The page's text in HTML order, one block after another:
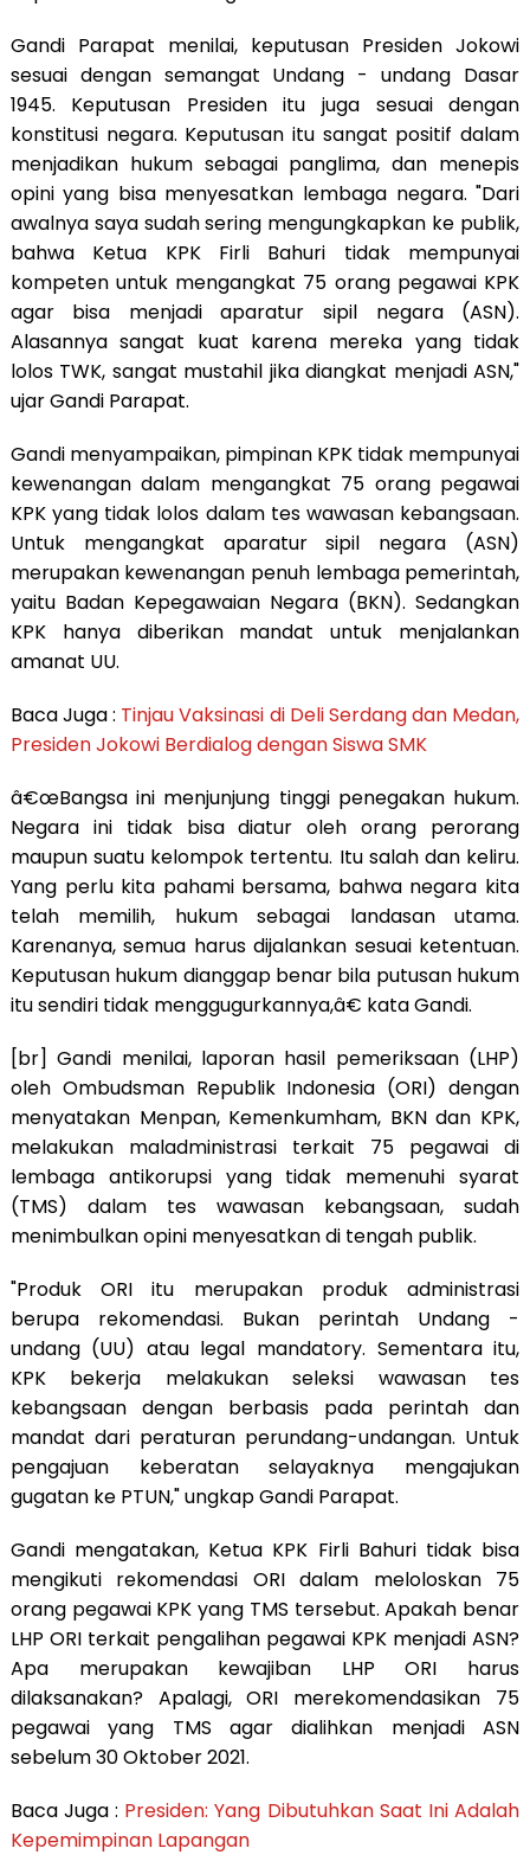
Gandi Parapat menilai, keputusan Presiden Jokowi
sesuai dengan semangat Undang - undang Dasar
1945. Keputusan Presiden itu juga sesuai dengan
konstitusi negara. Keputusan itu sangat positif dalam
menjadikan hukum sebagai panglima, dan menepis
opini yang bisa menyesatkan lembaga negara. "Dari
awalnya saya sudah sering mengungkapkan ke publik,
bahwa Ketua KPK Firli Bahuri tidak mempunyai
kompeten untuk mengangkat 75 orang pegawai KPK
agar bisa menjadi aparatur sipil negara (ASN).
Alasannya sangat kuat karena mereka yang tidak
lolos TWK, sangat mustahil jika diangkat menjadi ASN,"
ujar Gandi Parapat.
Gandi menyampaikan, pimpinan KPK tidak mempunyai
kewenangan dalam mengangkat 75 orang pegawai
KPK yang tidak lolos dalam tes wawasan kebangsaan.
Untuk mengangkat aparatur sipil negara (ASN)
merupakan kewenangan penuh lembaga pemerintah,
yaitu Badan Kepegawaian Negara (BKN). Sedangkan
KPK hanya diberikan mandat untuk menjalankan
amanat UU.
Baca Juga : Tinjau Vaksinasi di Deli Serdang dan Medan,
Presiden Jokowi Berdialog dengan Siswa SMK
â€œBangsa ini menjunjung tinggi penegakan hukum.
Negara ini tidak bisa diatur oleh orang perorang
maupun suatu kelompok tertentu. Itu salah dan keliru.
Yang perlu kita pahami bersama, bahwa negara kita
telah memilih, hukum sebagai landasan utama.
Karenanya, semua harus dijalankan sesuai ketentuan.
Keputusan hukum dianggap benar bila putusan hukum
itu sendiri tidak menggugurkannya,â€ kata Gandi.
[br] Gandi menilai, laporan hasil pemeriksaan (LHP)
oleh Ombudsman Republik Indonesia (ORI) dengan
menyatakan Menpan, Kemenkumham, BKN dan KPK,
melakukan maladministrasi terkait 75 pegawai di
lembaga antikorupsi yang tidak memenuhi syarat
(TMS) dalam tes wawasan kebangsaan, sudah
menimbulkan opini menyesatkan di tengah publik.
"Produk ORI itu merupakan produk administrasi
berupa rekomendasi. Bukan perintah Undang -
undang (UU) atau legal mandatory. Sementara itu,
KPK bekerja melakukan seleksi wawasan tes
kebangsaan dengan berbasis pada perintah dan
mandat dari peraturan perundang-undangan. Untuk
pengajuan keberatan selayaknya mengajukan
gugatan ke PTUN," ungkap Gandi Parapat.
Gandi mengatakan, Ketua KPK Firli Bahuri tidak bisa
mengikuti rekomendasi ORI dalam meloloskan 75
orang pegawai KPK yang TMS tersebut. Apakah benar
LHP ORI terkait pengalihan pegawai KPK menjadi ASN?
Apa merupakan kewajiban LHP ORI harus
dilaksanakan? Apalagi, ORI merekomendasikan 75
pegawai yang TMS agar dialihkan menjadi ASN
sebelum 30 Oktober 2021.
Baca Juga : Presiden: Yang Dibutuhkan Saat Ini Adalah
Kepemimpinan Lapangan